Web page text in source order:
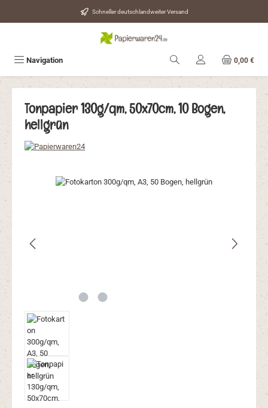
Zum Hauptinhalt springen Schneller deutschlandweiter Versand
Navigation 0,00 €
Tonpapier 130g/qm, 50x70cm, 10 Bogen,
hellgrün
Bildergalerie überspringen